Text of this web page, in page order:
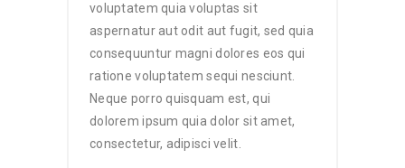
voluptatem quia voluptas sit
aspernatur aut odit aut fugit, sed quia
consequuntur magni dolores eos qui
ratione voluptatem sequi nesciunt.
Neque porro quisquam est, qui
dolorem ipsum quia dolor sit amet,
consectetur, adipisci velit.